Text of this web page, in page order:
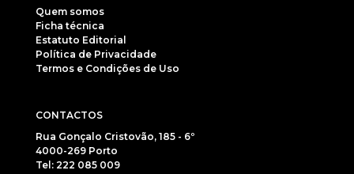
Quem somos
Ficha técnica
Estatuto Editorial
Política de Privacidade
Termos e Condições de Uso
CONTACTOS
Rua Gonçalo Cristovão, 185 - 6º
4000-269 Porto
Tel: 222 085 009